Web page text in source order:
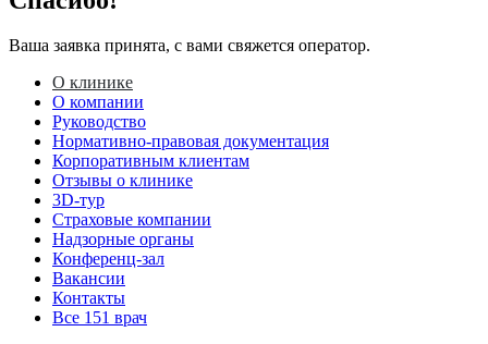
Ваша заявка принята, с вами свяжется оператор.
О клинике
О компании
Руководство
Нормативно-правовая документация
Корпоративным клиентам
Отзывы о клинике
3D-тур
Страховые компании
Надзорные органы
Конференц-зал
Вакансии
Контакты
Все 151 врач